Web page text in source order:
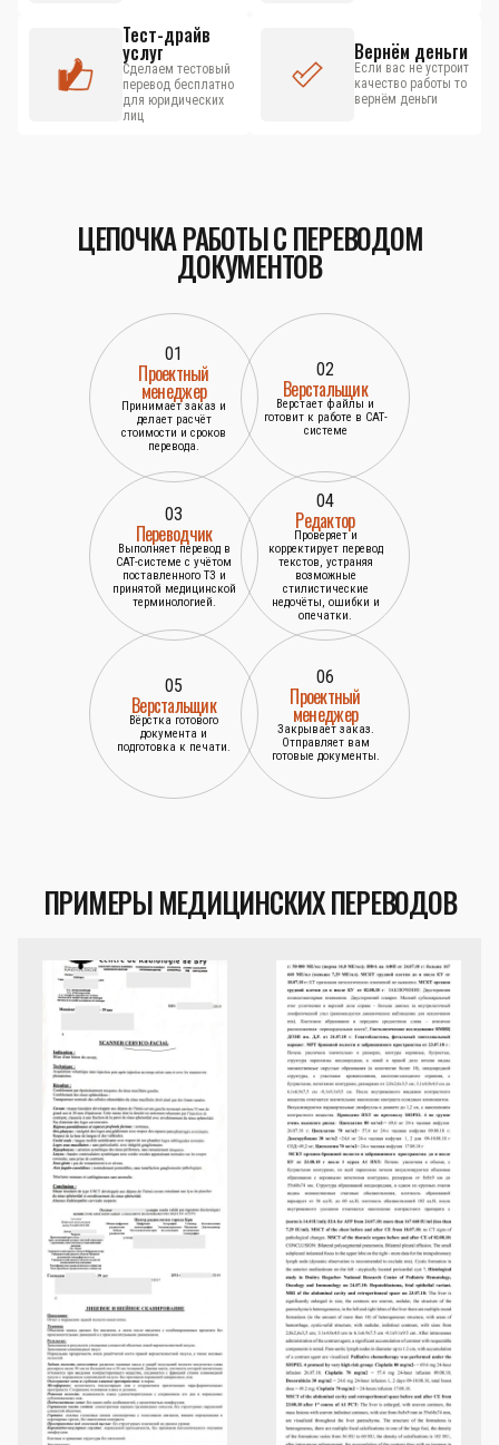
Тест-драйв
услуг
Сделаем тестовый
перевод бесплатно
для юридических
лиц
Вернём деньги
Если вас не устроит
качество работы то
вернём деньги
ЦЕПОЧКА РАБОТЫ С ПЕРЕВОДОМ
ДОКУМЕНТОВ
01
Проектный
менеджер
Принимает заказ и
делает расчёт
стоимости и сроков
перевода.
02
Верстальщик
Верстает файлы и
готовит к работе в САТ-
системе
03
Переводчик
Выполняет перевод в
САТ-системе с учётом
поставленного ТЗ и
принятой медицинской
терминологией.
04
Редактор
Проверяет и
корректирует перевод
текстов, устраняя
возможные
стилистические
недочёты, ошибки и
опечатки.
05
Верстальщик
Вёрстка готового
документа и
подготовка к печати.
06
Проектный
менеджер
Закрывает заказ.
Отправляет вам
готовые документы.
ПРИМЕРЫ МЕДИЦИНСКИХ ПЕРЕВОДОВ